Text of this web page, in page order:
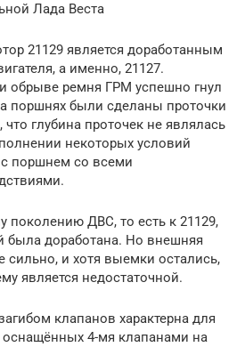
Лада Веста
21129 является доработанным
а именно, 21127.
обрыве ремня ГРМ успешно гнул
поршнях были сделаны проточки
глубина проточек не являлась
некоторых условий
с поршнем со всеми
поколению ДВС, то есть к 21129,
была доработана. Но внешняя
и хотя выемки остались,
является недостаточной.
клапанов характерна для
оснащённых 4-мя клапанами на